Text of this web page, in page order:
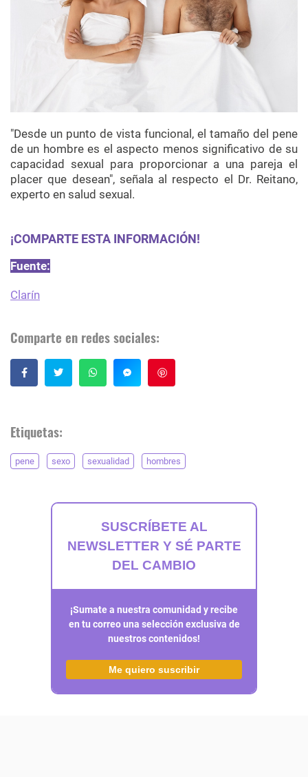
"Desde un punto de vista funcional, el tamaño del pene
de un hombre es el aspecto menos significativo de su
capacidad sexual para proporcionar a una pareja el
placer que desean", señala al respecto el Dr. Reitano,
experto en salud sexual.
¡COMPARTE ESTA INFORMACIÓN!
Fuente:
Clarín
Comparte en redes sociales:
Etiquetas:
pene sexo sexualidad hombres
SUSCRÍBETE AL
NEWSLETTER Y SÉ PARTE
DEL CAMBIO
¡Sumate a nuestra comunidad y recibe
en tu correo una selección exclusiva de
nuestros contenidos!
Me quiero suscribir